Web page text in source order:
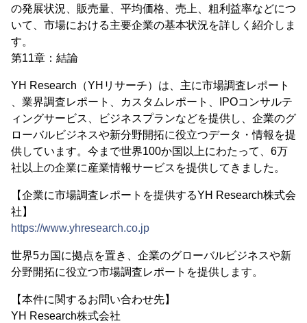
の発展状況、販売量、平均価格、売上、粗利益率などにつ
いて、市場における主要企業の基本状況を詳しく紹介しま
す。
第11章：結論
YH Research（YHリサーチ）は、主に市場調査レポート
、業界調査レポート、カスタムレポート、IPOコンサルテ
ィングサービス、ビジネスプランなどを提供し、企業のグ
ローバルビジネスや新分野開拓に役立つデータ・情報を提
供しています。今まで世界100か国以上にわたって、6万
社以上の企業に産業情報サービスを提供してきました。
【企業に市場調査レポートを提供するYH Research株式会
社】
https://www.yhresearch.co.jp
世界5カ国に拠点を置き、企業のグローバルビジネスや新
分野開拓に役立つ市場調査レポートを提供します。
【本件に関するお問い合わせ先】
YH Research株式会社